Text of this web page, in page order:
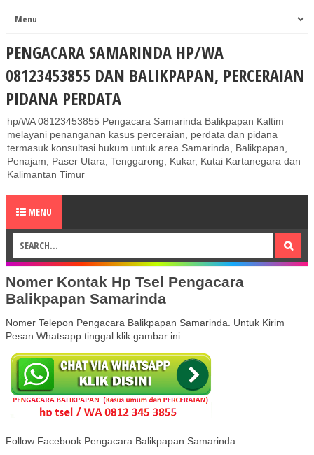
PENGACARA SAMARINDA HP/WA
08123453855 DAN BALIKPAPAN, PERCERAIAN
PIDANA PERDATA
hp/WA 08123453855 Pengacara Samarinda Balikpapan Kaltim
melayani penanganan kasus perceraian, perdata dan pidana
termasuk konsultasi hukum untuk area Samarinda, Balikpapan,
Penajam, Paser Utara, Tenggarong, Kukar, Kutai Kartanegara dan
Kalimantan Timur
MENU
Nomer Kontak Hp Tsel Pengacara
Balikpapan Samarinda
Nomer Telepon Pengacara Balikpapan Samarinda. Untuk Kirim
Pesan Whatsapp tinggal klik gambar ini
Follow Facebook Pengacara Balikpapan Samarinda